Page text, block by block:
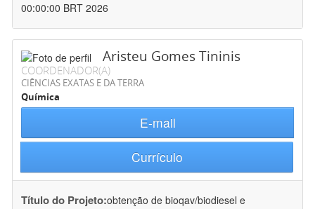
00:00:00 BRT 2026
Aristeu Gomes Tininis
COORDENADOR(A)
CIÊNCIAS EXATAS E DA TERRA
Química
E-mail
Currículo
Título do Projeto:obtenção de bioqav/biodiesel e